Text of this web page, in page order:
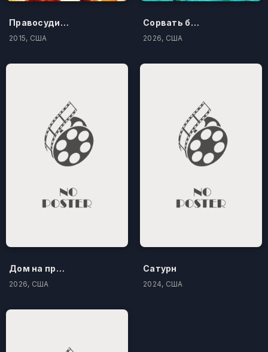
Правосудие по-американски
2015, США
Сорвать банк 3: Вор-джентльмен
2026, США
Дом на проклятом холме
2026, США
Сатурн
2024, США